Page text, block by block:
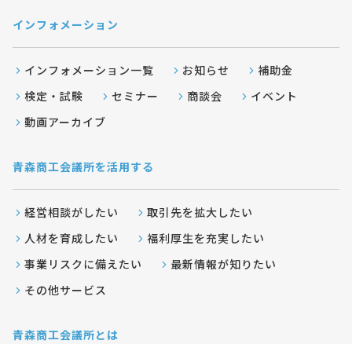
インフォメーション
インフォメーション一覧 お知らせ
補助金
検定・試験
セミナー 商談会
イベント
動画アーカイブ
青森商工会議所を活用する
経営相談がしたい
取引先を拡大したい
人材を育成したい
福利厚生を充実したい
事業リスクに備えたい
最新情報が知りたい
その他サービス
青森商工会議所とは